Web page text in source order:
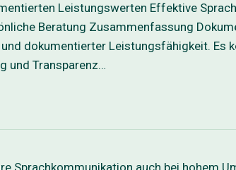
Leistungswerten Effektive
Beratung Zusammenfassung
dokumentierter Leistungsfähigkeit. Es
und Transparenz…
Sprachkommunikation auch bei hohem